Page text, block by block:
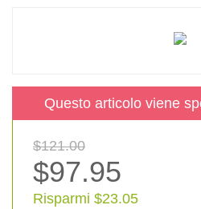
Questo articolo viene
$121.00
$97.95
Risparmi $23.05